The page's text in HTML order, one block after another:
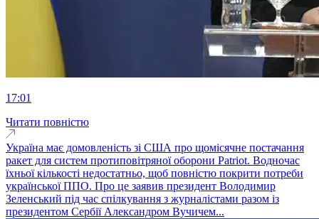
17:01
Читати повністю
Україна має домовленість зі США про щомісячне постачання
ракет для систем протиповітряної оборони Patriot. Водночас
їхньої кількості недостатньо, щоб повністю покрити потреби
української ППО. Про це заявив президент Володимир
Зеленський під час спілкування з журналістами разом із
президентом Сербії Александром Вучичем...